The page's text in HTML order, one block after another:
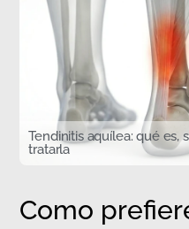
Tendinitis aquílea: qué es,
tratarla
Como